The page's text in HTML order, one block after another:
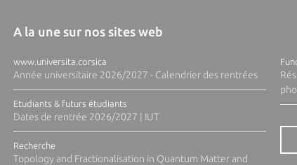
A la une sur nos sites web
www.universita.corsica
Année universitaire 2026/2027 - Calendrier des rentrées
Etudiants & futurs étudiants
Dates de rentrée 2026/2027 | IUT
Recherche
Topology and Fractionalisation in Quantum Matter and